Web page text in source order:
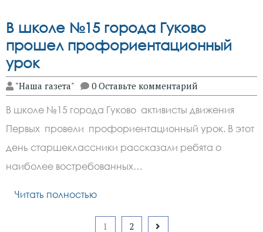
В школе №15 города Гуково
прошел профориентационный
урок
"Наша газета" 0 Оставьте комментарий
В школе №15 города Гуково активисты движения
Первых провели профориентационный урок. В этот
день старшеклассники рассказали ребята о
наиболее востребованных…
Читать полностью
1 2